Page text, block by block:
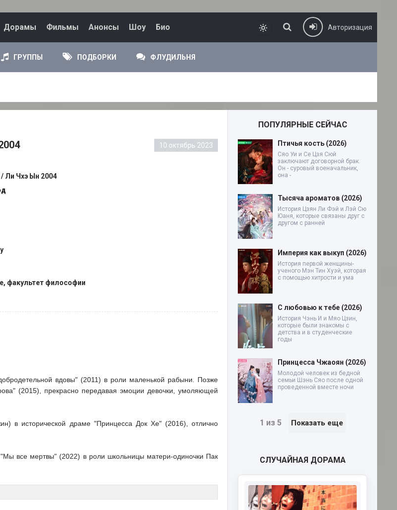
Дорамы Фильмы Анонсы Шоу Био Авторизация
ГРУППЫ ПОДБОРКИ ФЛУДИЛЬНЯ
10 октябрь 2023
Ли Чхэ Ын 2004
факультет философии
вдовы" (2011) в роли маленькой рабыни. Позже
(2015), прекрасно передавая эмоции девочки, умоляющей
в исторической драме "Принцесса Док Хе" (2016), отлично
все мертвы" (2022) в роли школьницы матери-одиночки Пак
ПОПУЛЯРНЫЕ СЕЙЧАС
Птичья кость (2026)
Сяо Уи и Се Цзя Сюй
заключают договорной брак.
Он - суровый военачальник,
она -
Тысяча ароматов (2026)
История Цзян Ли Фэй и Лэй Сю
Юаня, которые связаны друг с
другом с ранней
Империя как выкуп (2026)
История первой женщины-
ученого Мэн Тин Хуэй, которая
с помощью хитрости и ума
С любовью к тебе (2026)
История Чэнь И и Мяо Цзин,
которые были знакомы с
детства и в студенческие
годы
Принцесса Чжаоян (2026)
Молодой человек из бедной
семьи Шэнь Сяо после одной
проведенной вместе ночи
1 из 5 Показать еще
СЛУЧАЙНАЯ ДОРАМА